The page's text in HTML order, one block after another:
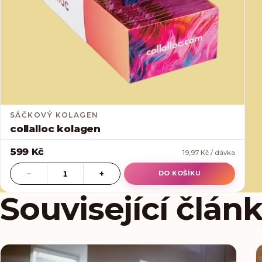
SÁČKOVÝ KOLAGEN
collalloc kolagen
599 Kč 19,97 Kč / dávka
− 1 + DO KOŠÍKU
Související